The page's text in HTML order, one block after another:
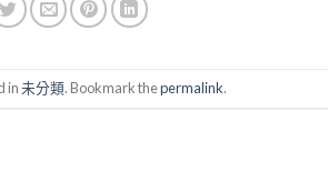
in未分類. Bookmark thepermalink.